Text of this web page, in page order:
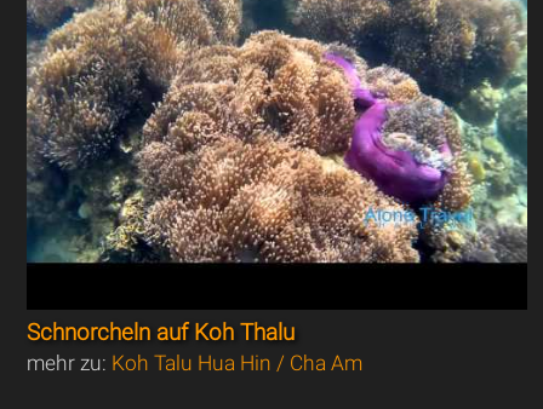
Schnorcheln auf Koh Thalu
mehr zu: Koh Talu Hua Hin / Cha Am